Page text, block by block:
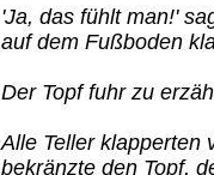
'Ja, das fühlt man!'
auf dem Fußboden
Der Topf fuhr zu
Alle Teller klapperten
bekränzte den Topf,